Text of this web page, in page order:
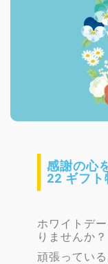
感謝の心
22 ギフト
ホワイトデ
りませんか？
頑張ってい